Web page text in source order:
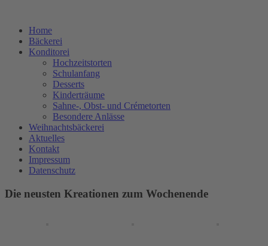
Home
Bäckerei
Konditorei
Hochzeitstorten
Schulanfang
Desserts
Kinderträume
Sahne-, Obst- und Crémetorten
Besondere Anlässe
Weihnachtsbäckerei
Aktuelles
Kontakt
Impressum
Datenschutz
Die neusten Kreationen zum Wochenende